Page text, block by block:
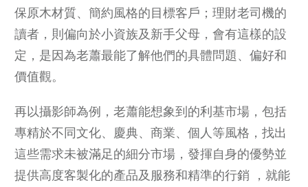
保原木材質、簡約風格的目標客戶；理財老司機的
讀者，則偏向於小資族及新手父母，會有這樣的設
定，是因為老蕭最能了解他們的具體問題、偏好和
價值觀。
再以攝影師為例，老蕭能想象到的利基市場，包括
專精於不同文化、慶典、商業、個人等風格，找出
這些需求未被滿足的細分市場，發揮自身的優勢並
提供高度客製化的產品及服務和精準的行銷 ，就能